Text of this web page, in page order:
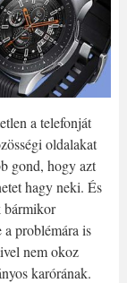
a telefonját
oldalakat
gond, hogy azt
hagy neki. És
bármikor
problémára is
nem okoz
karórának.